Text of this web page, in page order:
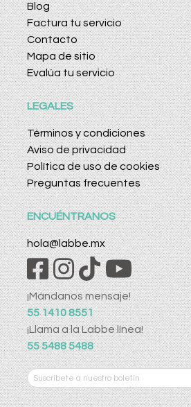
Blog
Factura tu servicio
Contacto
Mapa de sitio
Evalúa tu servicio
LEGALES
Términos y condiciones
Aviso de privacidad
Política de uso de cookies
Preguntas frecuentes
ENCUÉNTRANOS
hola@labbe.mx
¡Mándanos mensaje!
55 1410 8551
¡Llama a la Labbe línea!
55 5488 5488